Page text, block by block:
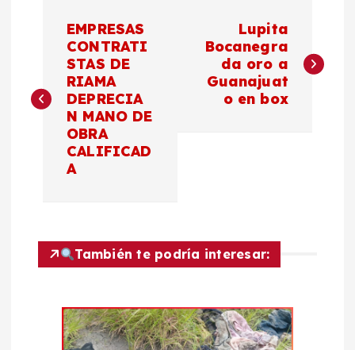
v
c
EMPRESAS
CONTRATI
STAS DE
RIAMA
DEPRECIA
N MANO DE
OBRA
CALIFICAD
A
Lupita
Bocanegra
da oro a
Guanajuat
o en box
También te podría interesar: